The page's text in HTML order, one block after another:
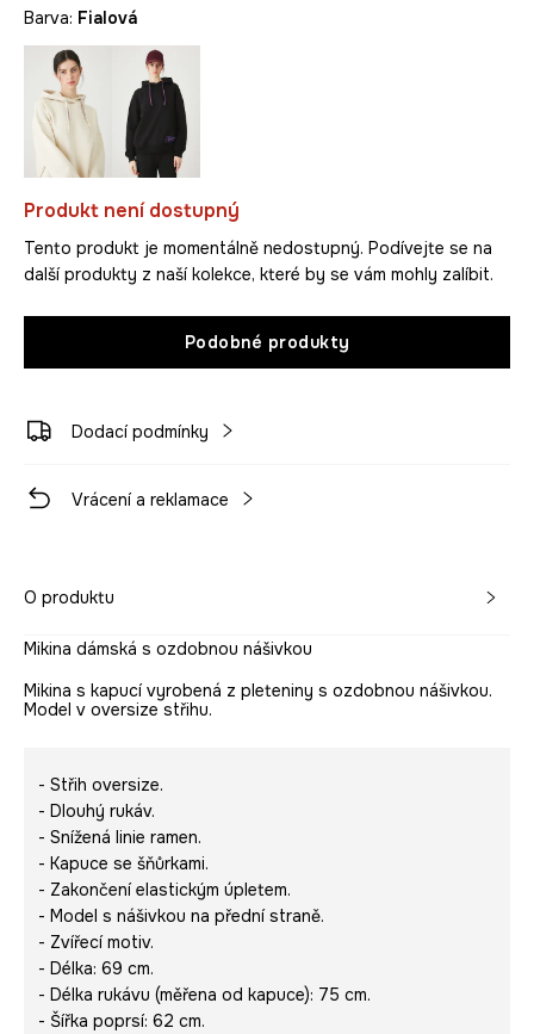
Barva: fialová
Produkt není dostupný
Tento produkt je momentálně nedostupný. Podívejte se na
další produkty z naší kolekce, které by se vám mohly zalíbit.
Podobné produkty
Dodací podmínky
Vrácení a reklamace
O produktu
Mikina dámská s ozdobnou nášivkou
Mikina s kapucí vyrobená z pleteniny s ozdobnou nášivkou.
Model v oversize střihu.
- Střih oversize.
- Dlouhý rukáv.
- Snížená linie ramen.
- Kapuce se šňůrkami.
- Zakončení elastickým úpletem.
- Model s nášivkou na přední straně.
- Zvířecí motiv.
- Délka: 69 cm.
- Délka rukávu (měřena od kapuce): 75 cm.
- Šířka poprsí: 62 cm.